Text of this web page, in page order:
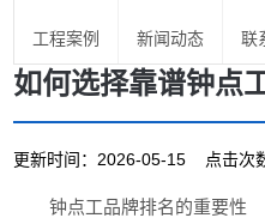
工程案例 新闻动态 联
如何选择靠谱钟点
更新时间：2026-05-15 点击次
钟点工品牌排名的重要性